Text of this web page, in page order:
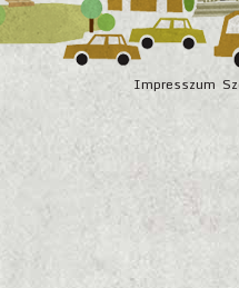
Impresszum